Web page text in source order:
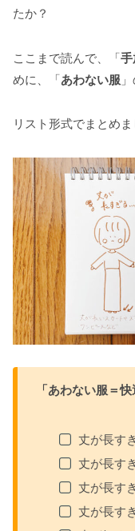
たか？
ここまで読んで、「手
めに、「あわない服
リスト形式でまとめま
「あわない服＝
丈が長す
丈が長す
丈が長す
丈が長す